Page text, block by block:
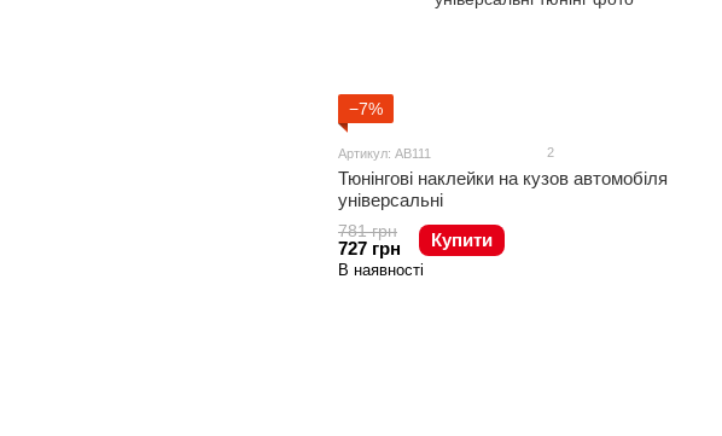
−7%
Артикул: AB111 2
Тюнінгові наклейки на кузов автомобіля
універсальні
781 грн
727 грн Купити
В наявності